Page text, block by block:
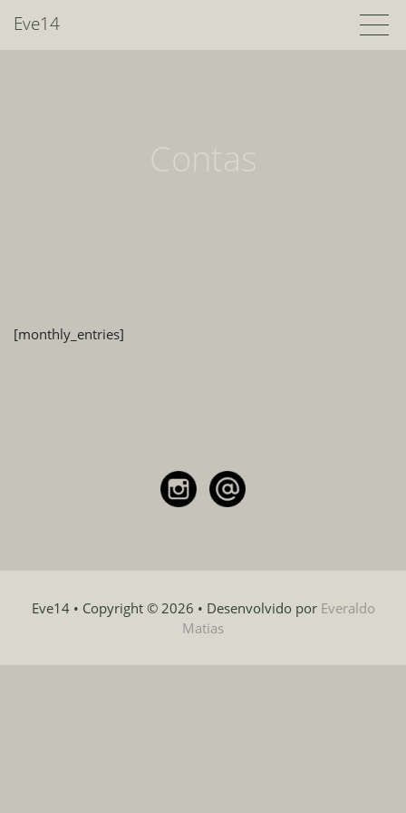
Eve14
[monthly_entries]
Eve14 • Copyright © 2026 • Desenvolvido por Everaldo
Matias